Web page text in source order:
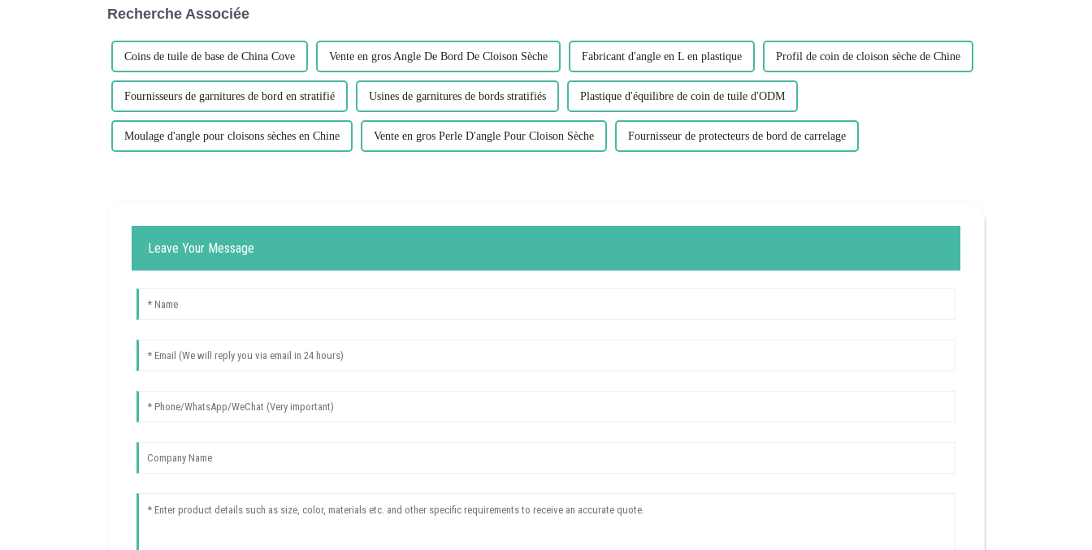
Recherche Associée
Coins de tuile de base de China Cove Vente en gros Angle De Bord De Cloison Sèche Fabricant d'angle en L en plastique Profil de coin de cloison sèche de Chine
Fournisseurs de garnitures de bord en stratifié Usines de garnitures de bords stratifiés Plastique d'équilibre de coin de tuile d'ODM
Moulage d'angle pour cloisons sèches en Chine Vente en gros Perle D'angle Pour Cloison Sèche Fournisseur de protecteurs de bord de carrelage
Leave Your Message